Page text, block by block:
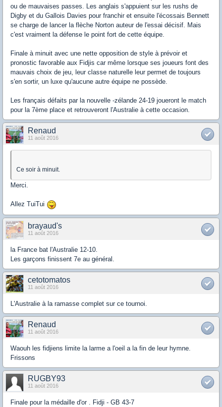
ou de mauvaises passes. Les anglais s'appuient sur les rushs de
Digby et du Gallois Davies pour franchir et ensuite l'écossais Bennett
se charge de lancer la flèche Norton auteur de l'essai décisif. Mais
c'est vraiment la défense le point fort de cette équipe.
Finale à minuit avec une nette opposition de style à prévoir et
pronostic favorable aux Fidjis car même lorsque ses joueurs font des
mauvais choix de jeu, leur classe naturelle leur permet de toujours
s'en sortir, un luxe qu'aucune autre équipe ne possède.
Les français défaits par la nouvelle -zélande 24-19 joueront le match
pour la 7ème place et retrouveront l'Australie à cette occasion.
Renaud
11 août 2016
Ce soir à minuit.
Merci.
Allez TuiTui
brayaud's
11 août 2016
la France bat l'Australie 12-10.
Les garçons finissent 7e au général.
cetotomatos
11 août 2016
L'Australie à la ramasse complet sur ce tournoi.
Renaud
11 août 2016
Waouh les fidjiens limite la larme a l'oeil a la fin de leur hymne.
Frissons
RUGBY93
11 août 2016
Finale pour la médaille d'or . Fidji - GB 43-7